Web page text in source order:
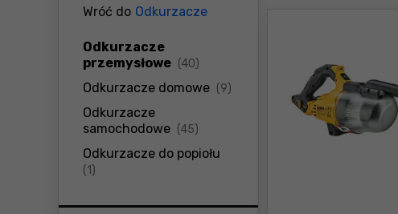
Wróć do Odkurzacze
Odkurzacze
przemysłowe (40)
Odkurzacze domowe (9)
Odkurzacze
samochodowe (45)
Odkurzacze do popiołu
(1)